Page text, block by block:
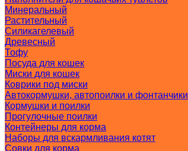
Минеральный
Растительный
Силикагелевый
Древесный
Тофу
Посуда для кошек
Миски для кошек
Коврики под миски
Автокормушки, автопоилки и фонтанчики
Кормушки и поилки
Прогулочные поилки
Контейнеры для корма
Наборы для вскармливания котят
Совки для корма